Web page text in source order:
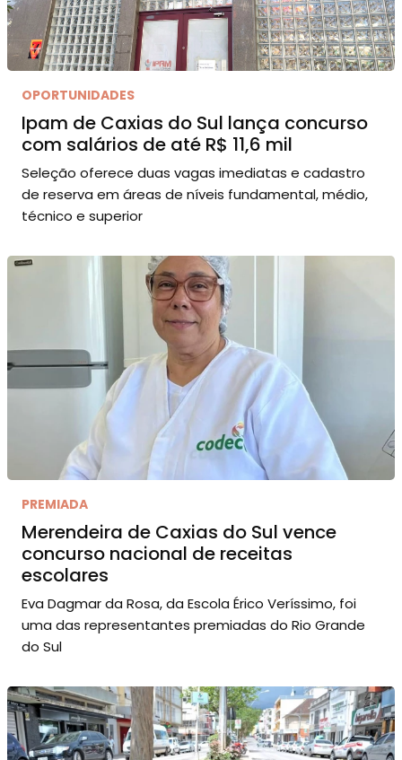
OPORTUNIDADES
Ipam de Caxias do Sul lança concurso
com salários de até R$ 11,6 mil
Seleção oferece duas vagas imediatas e cadastro
de reserva em áreas de níveis fundamental, médio,
técnico e superior
PREMIADA
Merendeira de Caxias do Sul vence
concurso nacional de receitas
escolares
Eva Dagmar da Rosa, da Escola Érico Veríssimo, foi
uma das representantes premiadas do Rio Grande
do Sul